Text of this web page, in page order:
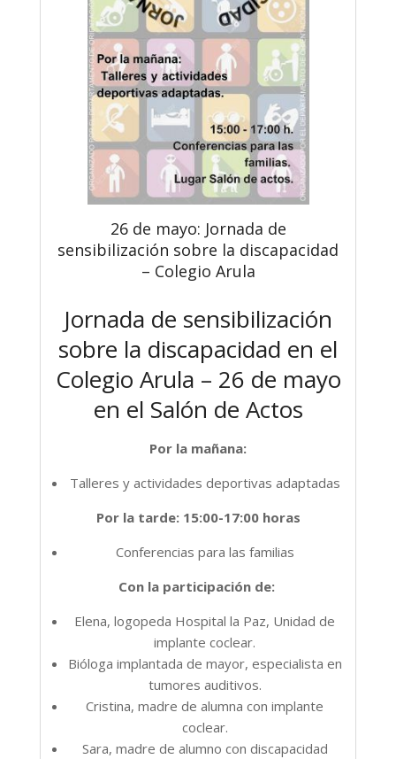
26 de mayo: Jornada de
sensibilización sobre la discapacidad
– Colegio Arula
Jornada de sensibilización
sobre la discapacidad en el
Colegio Arula – 26 de mayo
en el Salón de Actos
Por la mañana:
Talleres y actividades deportivas adaptadas
Por la tarde: 15:00-17:00 horas
Conferencias para las familias
Con la participación de:
Elena, logopeda Hospital la Paz, Unidad de
implante coclear.
Bióloga implantada de mayor, especialista en
tumores auditivos.
Cristina, madre de alumna con implante
coclear.
Sara, madre de alumno con discapacidad